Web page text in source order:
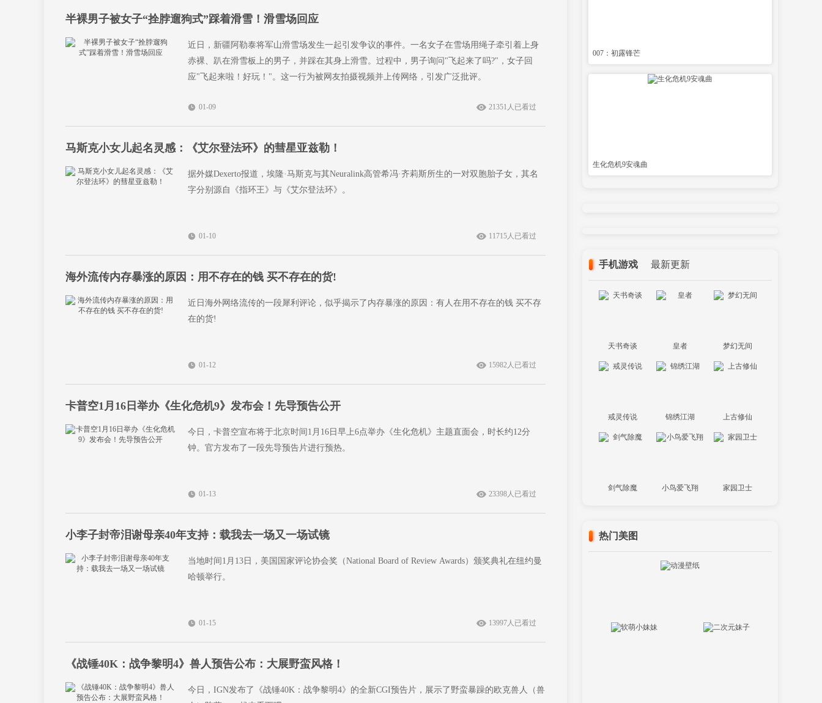
半裸男子被女子“拴脖遛狗式”踩着滑雪！滑雪场回应
近日，新疆阿勒泰将军山滑雪场发生一起引发争议的事件。一名女子在雪场用绳子牵引着上身
赤裸、趴在滑雪板上的男子，并踩在其身上滑雪。过程中，男子询问"飞起来了吗?"，女子回
应"飞起来啦！好玩！"。这一行为被网友拍摄视频并上传网络，引发广泛批评。
01-09 21351人已看过
马斯克小女儿起名灵感：《艾尔登法环》的彗星亚兹勒！
据外媒Dexerto报道，埃隆·马斯克与其Neuralink高管希冯·齐莉斯所生的一对双胞胎子女，其名
字分别源自《指环王》与《艾尔登法环》。
01-10 11715人已看过
海外流传内存暴涨的原因：用不存在的钱 买不存在的货!
近日海外网络流传的一段犀利评论，似乎揭示了内存暴涨的原因：有人在用不存在的钱 买不存
在的货!
01-12 15982人已看过
卡普空1月16日举办《生化危机9》发布会！先导预告公开
今日，卡普空宣布将于北京时间1月16日早上6点举办《生化危机》主题直面会，时长约12分
钟。官方发布了一段先导预告片进行预热。
01-13 23398人已看过
小李子封帝泪谢母亲40年支持：载我去一场又一场试镜
当地时间1月13日，美国国家评论协会奖（National Board of Review Awards）颁奖典礼在纽约曼
哈顿举行。
01-15 13997人已看过
《战锤40K：战争黎明4》兽人预告公布：大展野蛮风格！
今日，IGN发布了《战锤40K：战争黎明4》的全新CGI预告片，展示了野蛮暴躁的欧克兽人（兽
007：初露锋芒
生化危机9安魂曲
手机游戏 最新更新
天书奇谈 皇者 梦幻无间
戒灵传说 锦绣江湖 上古修仙
剑气除魔 小鸟爱飞翔 家园卫士
热门美图